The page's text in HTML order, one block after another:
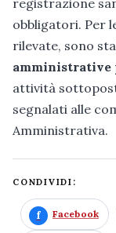
obbligatori. Per
rilevate, sono
amministrative
attività
segnalati alle
Amministrativa.
CONDIVIDI:
Facebook